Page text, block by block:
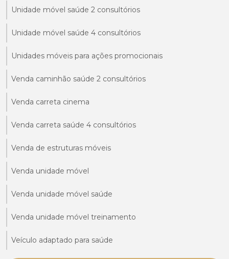
Unidade móvel saúde 2 consultórios
Unidade móvel saúde 4 consultórios
Unidades móveis para ações promocionais
Venda caminhão saúde 2 consultórios
Venda carreta cinema
Venda carreta saúde 4 consultórios
Venda de estruturas móveis
Venda unidade móvel
Venda unidade móvel saúde
Venda unidade móvel treinamento
Veículo adaptado para saúde